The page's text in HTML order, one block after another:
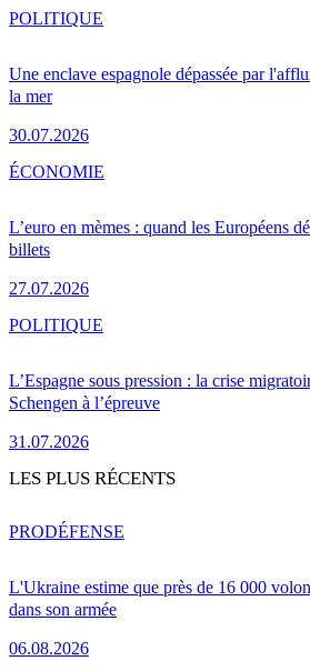
Une enclave espagnole dépassée par
la mer
30.07.2026
POLITIQUE
L’euro en mèmes : quand les Européens
billets
27.07.2026
ÉCONOMIE
L’Espagne sous pression : la crise
Schengen à l’épreuve
31.07.2026
POLITIQUE
LES PLUS RÉCENTS
L'Ukraine estime que près de 16 000
dans son armée
06.08.2026
PRODÉFENSE